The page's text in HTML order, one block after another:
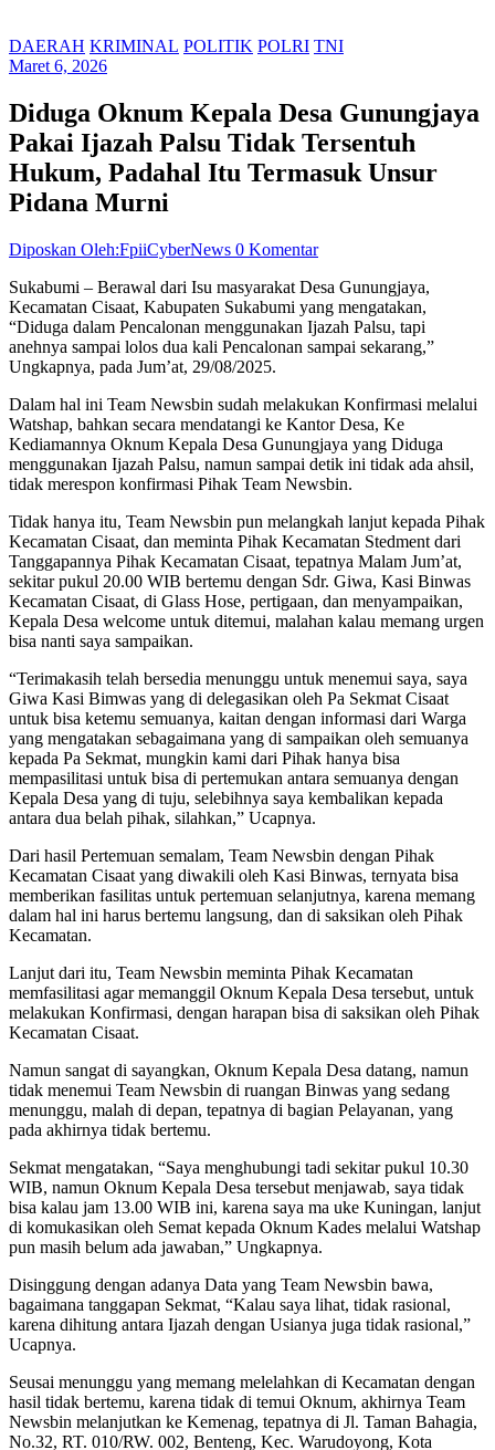
DAERAH KRIMINAL POLITIK POLRI TNI
Maret 6, 2026
Diduga Oknum Kepala Desa Gunungjaya
Pakai Ijazah Palsu Tidak Tersentuh
Hukum, Padahal Itu Termasuk Unsur
Pidana Murni
Diposkan Oleh:FpiiCyberNews 0 Komentar
Sukabumi – Berawal dari Isu masyarakat Desa Gunungjaya,
Kecamatan Cisaat, Kabupaten Sukabumi yang mengatakan,
“Diduga dalam Pencalonan menggunakan Ijazah Palsu, tapi
anehnya sampai lolos dua kali Pencalonan sampai sekarang,”
Ungkapnya, pada Jum’at, 29/08/2025.
Dalam hal ini Team Newsbin sudah melakukan Konfirmasi melalui
Watshap, bahkan secara mendatangi ke Kantor Desa, Ke
Kediamannya Oknum Kepala Desa Gunungjaya yang Diduga
menggunakan Ijazah Palsu, namun sampai detik ini tidak ada ahsil,
tidak merespon konfirmasi Pihak Team Newsbin.
Tidak hanya itu, Team Newsbin pun melangkah lanjut kepada Pihak
Kecamatan Cisaat, dan meminta Pihak Kecamatan Stedment dari
Tanggapannya Pihak Kecamatan Cisaat, tepatnya Malam Jum’at,
sekitar pukul 20.00 WIB bertemu dengan Sdr. Giwa, Kasi Binwas
Kecamatan Cisaat, di Glass Hose, pertigaan, dan menyampaikan,
Kepala Desa welcome untuk ditemui, malahan kalau memang urgen
bisa nanti saya sampaikan.
“Terimakasih telah bersedia menunggu untuk menemui saya, saya
Giwa Kasi Bimwas yang di delegasikan oleh Pa Sekmat Cisaat
untuk bisa ketemu semuanya, kaitan dengan informasi dari Warga
yang mengatakan sebagaimana yang di sampaikan oleh semuanya
kepada Pa Sekmat, mungkin kami dari Pihak hanya bisa
mempasilitasi untuk bisa di pertemukan antara semuanya dengan
Kepala Desa yang di tuju, selebihnya saya kembalikan kepada
antara dua belah pihak, silahkan,” Ucapnya.
Dari hasil Pertemuan semalam, Team Newsbin dengan Pihak
Kecamatan Cisaat yang diwakili oleh Kasi Binwas, ternyata bisa
memberikan fasilitas untuk pertemuan selanjutnya, karena memang
dalam hal ini harus bertemu langsung, dan di saksikan oleh Pihak
Kecamatan.
Lanjut dari itu, Team Newsbin meminta Pihak Kecamatan
memfasilitasi agar memanggil Oknum Kepala Desa tersebut, untuk
melakukan Konfirmasi, dengan harapan bisa di saksikan oleh Pihak
Kecamatan Cisaat.
Namun sangat di sayangkan, Oknum Kepala Desa datang, namun
tidak menemui Team Newsbin di ruangan Binwas yang sedang
menunggu, malah di depan, tepatnya di bagian Pelayanan, yang
pada akhirnya tidak bertemu.
Sekmat mengatakan, “Saya menghubungi tadi sekitar pukul 10.30
WIB, namun Oknum Kepala Desa tersebut menjawab, saya tidak
bisa kalau jam 13.00 WIB ini, karena saya ma uke Kuningan, lanjut
di komukasikan oleh Semat kepada Oknum Kades melalui Watshap
pun masih belum ada jawaban,” Ungkapnya.
Disinggung dengan adanya Data yang Team Newsbin bawa,
bagaimana tanggapan Sekmat, “Kalau saya lihat, tidak rasional,
karena dihitung antara Ijazah dengan Usianya juga tidak rasional,”
Ucapnya.
Seusai menunggu yang memang melelahkan di Kecamatan dengan
hasil tidak bertemu, karena tidak di temui Oknum, akhirnya Team
Newsbin melanjutkan ke Kemenag, tepatnya di Jl. Taman Bahagia,
No.32, RT. 010/RW. 002, Benteng, Kec. Warudoyong, Kota